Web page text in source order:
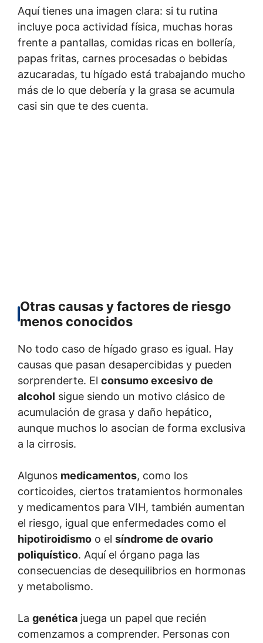
Aquí tienes una imagen clara: si tu rutina
incluye poca actividad física, muchas horas
frente a pantallas, comidas ricas en bollería,
papas fritas, carnes procesadas o bebidas
azucaradas, tu hígado está trabajando mucho
más de lo que debería y la grasa se acumula
casi sin que te des cuenta.
Otras causas y factores de riesgo
menos conocidos
No todo caso de hígado graso es igual. Hay
causas que pasan desapercibidas y pueden
sorprenderte. El consumo excesivo de
alcohol sigue siendo un motivo clásico de
acumulación de grasa y daño hepático,
aunque muchos lo asocian de forma exclusiva
a la cirrosis.
Algunos medicamentos, como los
corticoides, ciertos tratamientos hormonales
y medicamentos para VIH, también aumentan
el riesgo, igual que enfermedades como el
hipotiroidismo o el síndrome de ovario
poliquístico. Aquí el órgano paga las
consecuencias de desequilibrios en hormonas
y metabolismo.
La genética juega un papel que recién
comenzamos a comprender. Personas con